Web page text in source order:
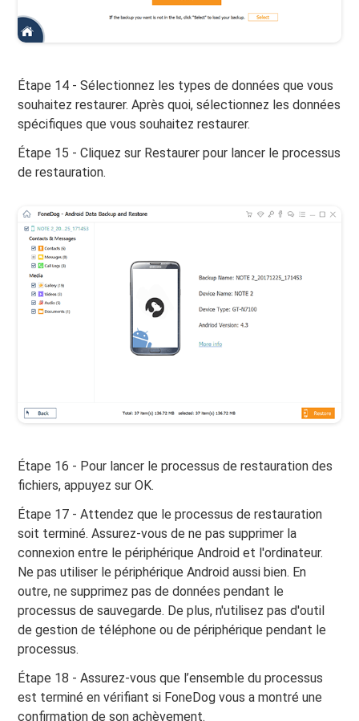
Étape 14 - Sélectionnez les types de données que vous
souhaitez restaurer. Après quoi, sélectionnez les données
spécifiques que vous souhaitez restaurer.
Étape 15 - Cliquez sur Restaurer pour lancer le processus
de restauration.
Étape 16 - Pour lancer le processus de restauration des
fichiers, appuyez sur OK.
Étape 17 - Attendez que le processus de restauration
soit terminé. Assurez-vous de ne pas supprimer la
connexion entre le périphérique Android et l'ordinateur.
Ne pas utiliser le périphérique Android aussi bien. En
outre, ne supprimez pas de données pendant le
processus de sauvegarde. De plus, n'utilisez pas d'outil
de gestion de téléphone ou de périphérique pendant le
processus.
Étape 18 - Assurez-vous que l’ensemble du processus
est terminé en vérifiant si FoneDog vous a montré une
confirmation de son achèvement.